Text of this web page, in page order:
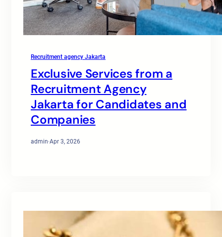
Recruitment agency Jakarta
Exclusive Services from a
Recruitment Agency
Jakarta for Candidates and
Companies
admin·Apr 3, 2026